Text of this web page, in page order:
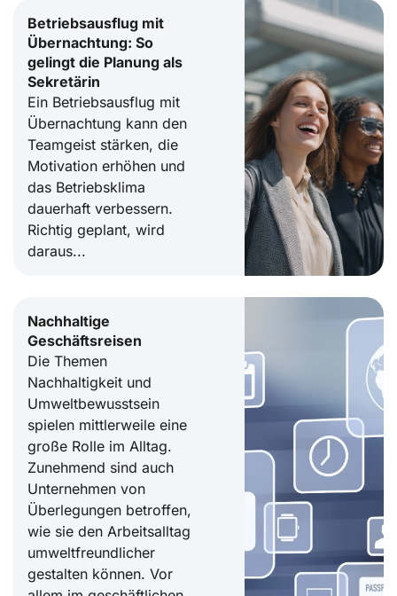
Betriebsausflug mit
Übernachtung: So
gelingt die Planung als
Sekretärin
Ein Betriebsausflug mit
Übernachtung kann den
Teamgeist stärken, die
Motivation erhöhen und
das Betriebsklima
dauerhaft verbessern.
Richtig geplant, wird
daraus...
Nachhaltige
Geschäftsreisen
Die Themen
Nachhaltigkeit und
Umweltbewusstsein
spielen mittlerweile eine
große Rolle im Alltag.
Zunehmend sind auch
Unternehmen von
Überlegungen betroffen,
wie sie den Arbeitsalltag
umweltfreundlicher
gestalten können. Vor